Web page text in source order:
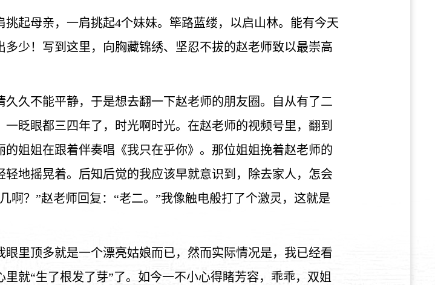
起母亲，一肩挑起4个妹妹。筚路蓝缕，以启山林。能有今天
少！写到这里，向胸藏锦绣、坚忍不拔的赵老师致以最崇高
久不能平静，于是想去翻一下赵老师的朋友圈。自从有了二
眨眼都三四年了，时光啊时光。在赵老师的视频号里，翻到
姐姐在跟着伴奏唱《我只在乎你》。那位姐姐挽着赵老师的
地摇晃着。后知后觉的我应该早就意识到，除去家人，怎会
啊？”赵老师回复：“老二。”我像触电般打了个激灵，这就是
里顶多就是一个漂亮姑娘而已，然而实际情况是，我已经看
就“生了根发了芽”了。如今一不小心得睹芳容，乖乖，双姐